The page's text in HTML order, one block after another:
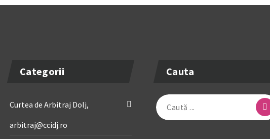
Categorii
Curtea de Arbitraj Dolj,
arbitraj@ccidj.ro
Cauta
Caută
după: